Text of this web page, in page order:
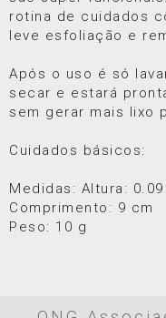
rotina de cuidados
leve esfoliação e
Após o uso é só
secar e estará
sem gerar mais lixo
Cuidados básicos:
Medidas: Altura:
Comprimento: 9 cm
Peso: 10 g